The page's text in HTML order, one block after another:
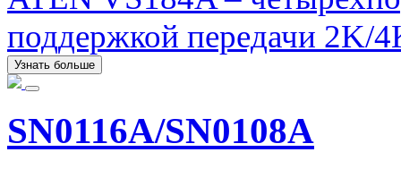
поддержкой передачи 2K/
Узнать больше
SN0116A/SN0108A